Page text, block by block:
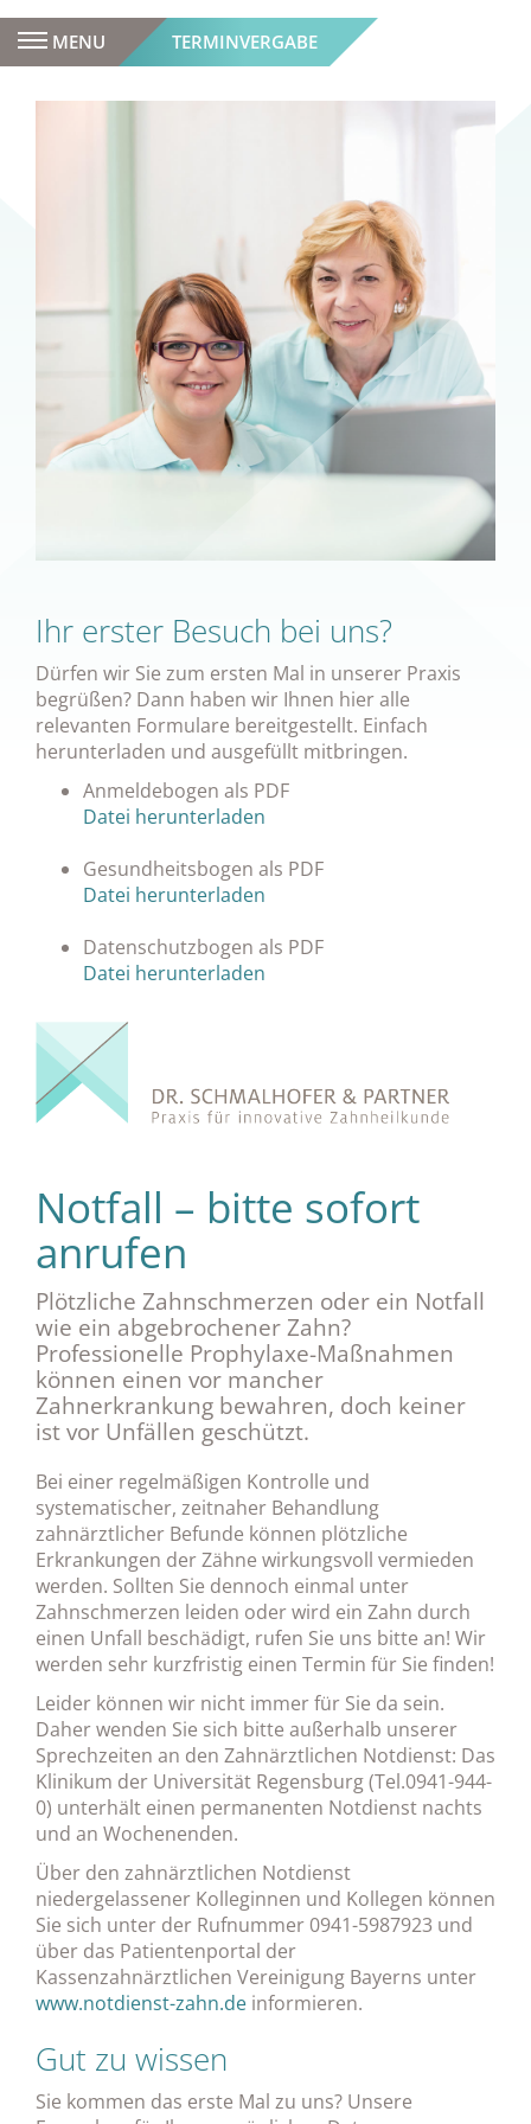
MENU TERMINVERGABE
Ihr erster Besuch bei uns?
Dürfen wir Sie zum ersten Mal in unserer Praxis
begrüßen? Dann haben wir Ihnen hier alle
relevanten Formulare bereitgestellt. Einfach
herunterladen und ausgefüllt mitbringen.
Anmeldebogen als PDF
Datei herunterladen
Gesundheitsbogen als PDF
Datei herunterladen
Datenschutzbogen als PDF
Datei herunterladen
Notfall – bitte sofort
anrufen
Plötzliche Zahnschmerzen oder ein Notfall
wie ein abgebrochener Zahn?
Professionelle Prophylaxe-Maßnahmen
können einen vor mancher
Zahnerkrankung bewahren, doch keiner
ist vor Unfällen geschützt.
Bei einer regelmäßigen Kontrolle und
systematischer, zeitnaher Behandlung
zahnärztlicher Befunde können plötzliche
Erkrankungen der Zähne wirkungsvoll vermieden
werden. Sollten Sie dennoch einmal unter
Zahnschmerzen leiden oder wird ein Zahn durch
einen Unfall beschädigt, rufen Sie uns bitte an! Wir
werden sehr kurzfristig einen Termin für Sie finden!
Leider können wir nicht immer für Sie da sein.
Daher wenden Sie sich bitte außerhalb unserer
Sprechzeiten an den Zahnärztlichen Notdienst: Das
Klinikum der Universität Regensburg (Tel.0941-944-
0) unterhält einen permanenten Notdienst nachts
und an Wochenenden.
Über den zahnärztlichen Notdienst
niedergelassener Kolleginnen und Kollegen können
Sie sich unter der Rufnummer 0941-5987923 und
über das Patientenportal der
Kassenzahnärztlichen Vereinigung Bayerns unter
www.notdienst-zahn.de informieren.
Gut zu wissen
Sie kommen das erste Mal zu uns? Unsere